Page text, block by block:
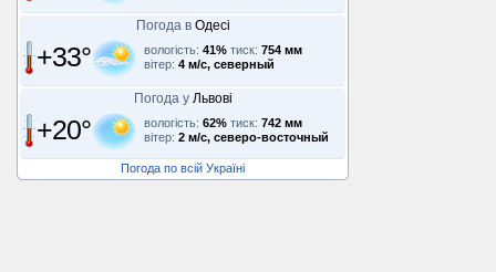
Погода в Одесі
+33° вологість: 41% тиск: 754 мм
вітер: 4 м/с, северный
Погода у Львові
+20° вологість: 62% тиск: 742 мм
вітер: 2 м/с, северо-восточный
Погода по всій Україні